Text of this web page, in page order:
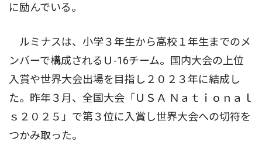
に励んでいる。
ルミナスは、小学３年生から高校１年生までのメ
ンバーで構成されるＵ-16チーム。国内大会の上位
入賞や世界大会出場を目指し２０２３年に結成し
た。昨年３月、全国大会「ＵＳＡ Ｎａｔｉｏｎａｌ
ｓ２０２５」で第３位に入賞し世界大会への切符を
つかみ取った。